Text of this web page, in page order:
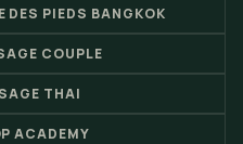
DES PIEDS BANGKOK
COUPLE
THAI
ACADEMY